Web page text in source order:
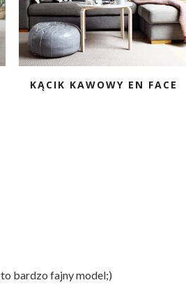
KĄCIK KAWOWY EN FACE
bardzo fajny model;)